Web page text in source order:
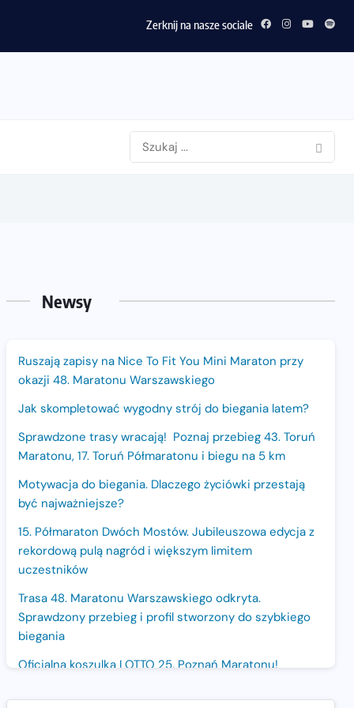
Zerknij na nasze sociale
Newsy
Ruszają zapisy na Nice To Fit You Mini Maraton przy
okazji 48. Maratonu Warszawskiego
Jak skompletować wygodny strój do biegania latem?
Sprawdzone trasy wracają! Poznaj przebieg 43. Toruń
Maratonu, 17. Toruń Półmaratonu i biegu na 5 km
Motywacja do biegania. Dlaczego życiówki przestają
być najważniejsze?
15. Półmaraton Dwóch Mostów. Jubileuszowa edycja z
rekordową pulą nagród i większym limitem
uczestników
Trasa 48. Maratonu Warszawskiego odkryta.
Sprawdzony przebieg i profil stworzony do szybkiego
biegania
Oficjalna koszulka LOTTO 25. Poznań Maratonu!